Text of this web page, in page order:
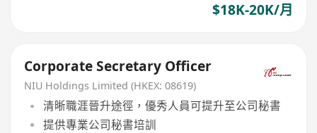
$18K-20K/月
Corporate Secretary Officer
NIU Holdings Limited (HKEX: 08619)
清晰職涯晉升途徑，優秀人員可提升至公司秘書
提供專業公司秘書培訓